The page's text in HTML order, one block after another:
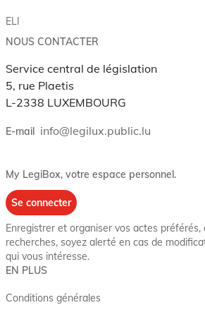
ELI
NOUS CONTACTER
Service central de législation
5, rue Plaetis
L-2338 LUXEMBOURG
E-mail info@legilux.public.lu
My LegiBox, votre espace personnel.
Se connecter
Enregistrer et organiser vos actes préférés,
recherches, soyez alerté en cas de
qui vous intéresse.
EN PLUS
Conditions générales